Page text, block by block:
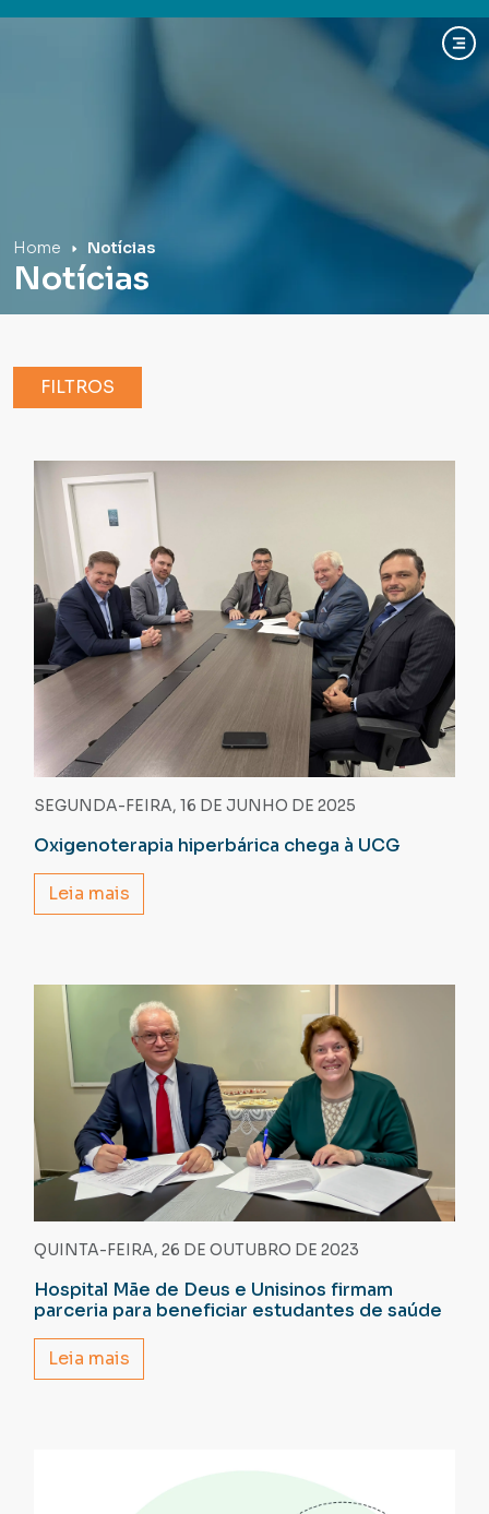
Home Notícias
Notícias
FILTROS
SEGUNDA-FEIRA, 16 DE JUNHO DE 2025
Oxigenoterapia hiperbárica chega à UCG
Leia mais
QUINTA-FEIRA, 26 DE OUTUBRO DE 2023
Hospital Mãe de Deus e Unisinos firmam
parceria para beneficiar estudantes de saúde
Leia mais